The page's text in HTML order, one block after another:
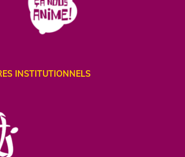
INSTITUTIONNELS